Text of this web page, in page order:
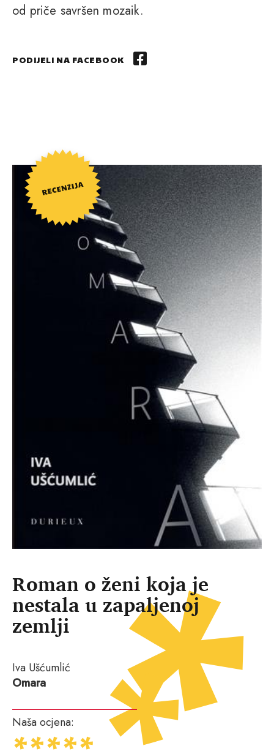
od priče savršen mozaik.
PODIJELI NA FACEBOOK
Roman o ženi koja je
nestala u zapaljenoj
zemlji
Iva Ušćumlić
Omara
Naša ocjena: